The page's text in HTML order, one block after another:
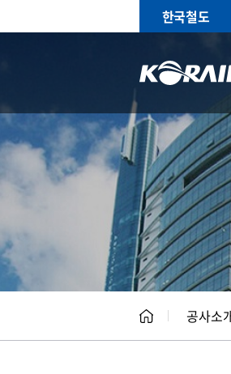
한국철도
CEO
공사소